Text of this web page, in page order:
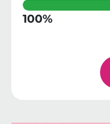
100%